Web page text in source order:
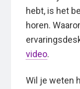
hebt, is het
horen.
video.
Wil je weten